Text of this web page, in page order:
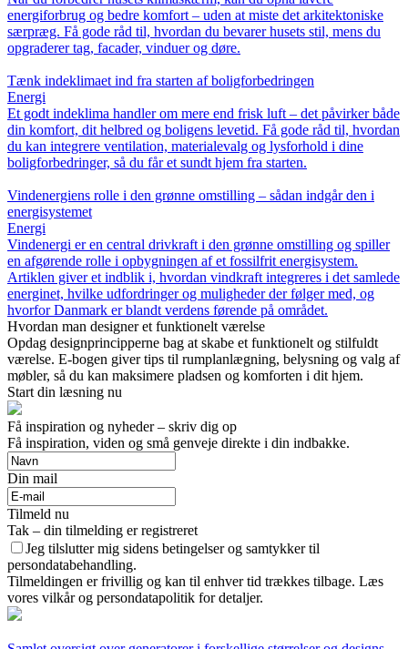
energiforbrug og bedre komfort – uden at miste det arkitektoniske
særpræg. Få gode råd til, hvordan du bevarer husets stil, mens du
opgraderer tag, facader, vinduer og døre.
Tænk indeklimaet ind fra starten af boligforbedringen
Energi
Et godt indeklima handler om mere end frisk luft – det påvirker både
din komfort, dit helbred og boligens levetid. Få gode råd til, hvordan
du kan integrere ventilation, materialevalg og lysforhold i dine
boligforbedringer, så du får et sundt hjem fra starten.
Vindenergiens rolle i den grønne omstilling – sådan indgår den i
energisystemet
Energi
Vindenergi er en central drivkraft i den grønne omstilling og spiller
en afgørende rolle i opbygningen af et fossilfrit energisystem.
Artiklen giver et indblik i, hvordan vindkraft integreres i det samlede
energinet, hvilke udfordringer og muligheder der følger med, og
hvorfor Danmark er blandt verdens førende på området.
Hvordan man designer et funktionelt værelse
Opdag designprincipperne bag at skabe et funktionelt og stilfuldt
værelse. E-bogen giver tips til rumplanlægning, belysning og valg af
møbler, så du kan maksimere pladsen og komforten i dit hjem.
Start din læsning nu
Få inspiration og nyheder – skriv dig op
Få inspiration, viden og små genveje direkte i din indbakke.
Din mail
Tilmeld nu
Tak – din tilmelding er registreret
Jeg tilslutter mig sidens betingelser og samtykker til
persondatabehandling.
Tilmeldingen er frivillig og kan til enhver tid trækkes tilbage. Læs
vores vilkår og persondatapolitik for detaljer.